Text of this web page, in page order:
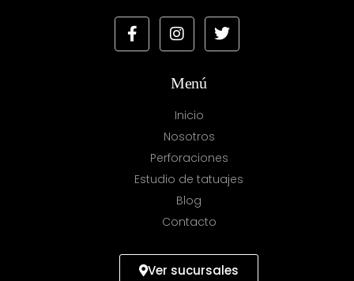
Menú
Inicio
Nosotros
Perforaciones
Estudio de tatuajes
Blog
Contacto
Ver sucursales